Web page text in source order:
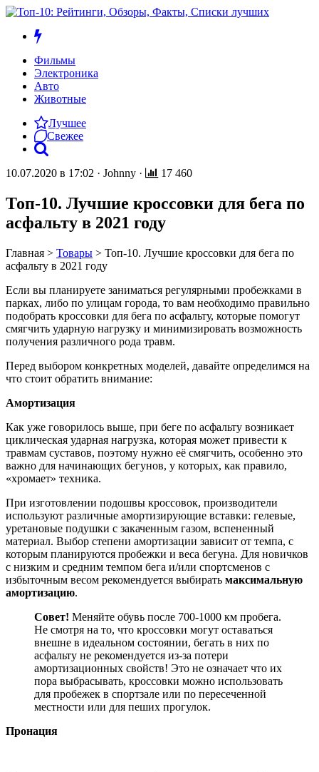
Фильмы
Электроника
Авто
Животные
Лучшее
Свежее
10.07.2020 в 17:02 · Johnny · 17 460
Топ-10. Лучшие кроссовки для бега по
асфальту в 2021 году
Главная > Товары > Топ-10. Лучшие кроссовки для бега по
асфальту в 2021 году
Если вы планируете заниматься регулярными пробежками в
парках, либо по улицам города, то вам необходимо правильно
подобрать кроссовки для бега по асфальту, которые помогут
смягчить ударную нагрузку и минимизировать возможность
получения различного рода травм.
Перед выбором конкретных моделей, давайте определимся на
что стоит обратить внимание:
Амортизация
Как уже говорилось выше, при беге по асфальту возникает
циклическая ударная нагрузка, которая может привести к
травмам суставов, поэтому нужно её смягчить, особенно это
важно для начинающих бегунов, у которых, как правило,
«хромает» техника.
При изготовлении подошвы кроссовок, производители
используют различные амортизирующие вставки: гелевые,
уретановые подушки с закаченным газом, вспененный
материал. Выбор степени амортизации зависит от темпа, с
которым планируются пробежки и веса бегуна. Для новичков
с низким и средним темпом бега и/или спортсменов с
избыточным весом рекомендуется выбирать максимальную
амортизацию.
Совет! Меняйте обувь после 700-1000 км пробега.
Не смотря на то, что кроссовки могут оставаться
внешне в идеальном состоянии, бегать в них по
асфальту не рекомендуется из-за потери
амортизационных свойств! Это не означает что их
пора выбрасывать, кроссовки можно использовать
для пробежек в спортзале или по пересеченной
местности или для пеших прогулок.
Пронация